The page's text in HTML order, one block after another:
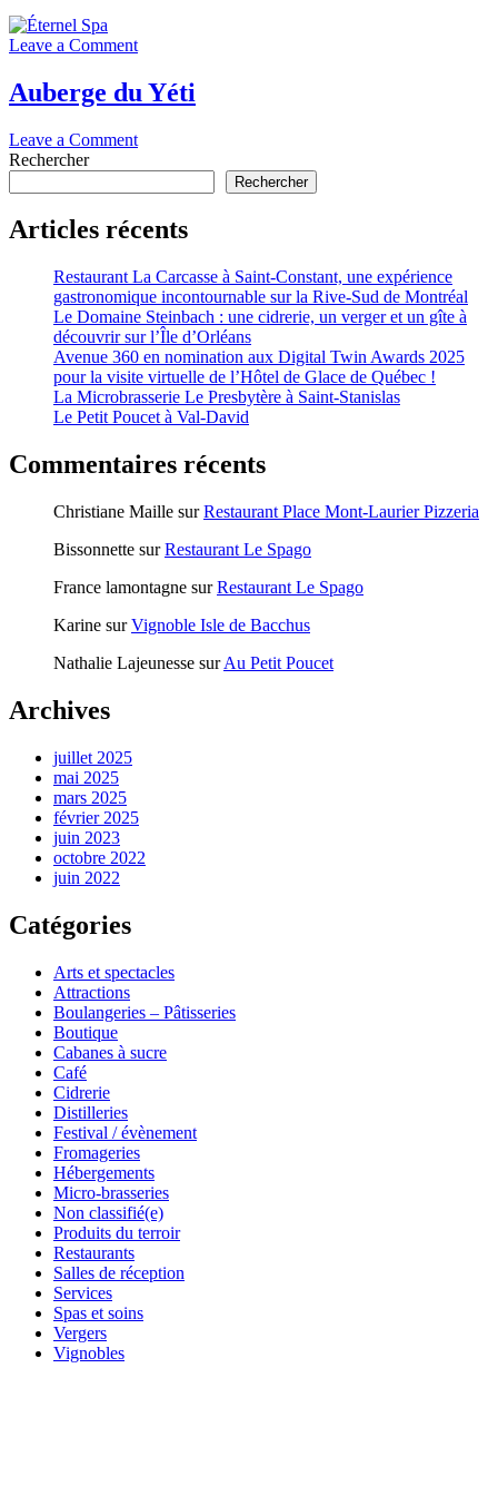
Leave a Commenton
Spa
Auberge du Yéti
Leave a Commenton
Yéti
Rechercher
Rechercher
Articles récents
Restaurant La Carcasse à Saint-Constant, une expérience
gastronomique incontournable sur la Rive-Sud de Montréal
Le Domaine Steinbach : une cidrerie, un verger et un gîte à
découvrir sur l’Île d’Orléans
Avenue 360 en nomination aux Digital Twin Awards 2025
pour la visite virtuelle de l’Hôtel de Glace de Québec !
La Microbrasserie Le Presbytère à Saint-Stanislas
Le Petit Poucet à Val-David
Commentaires récents
Christiane Maille surRestaurant Place Mont-Laurier Pizzeria
Bissonnette surRestaurant Le Spago
France lamontagne surRestaurant Le Spago
Karine surVignoble Isle de Bacchus
Nathalie Lajeunesse surAu Petit Poucet
Archives
juillet 2025
mai 2025
mars 2025
février 2025
juin 2023
octobre 2022
juin 2022
Catégories
Arts et spectacles
Attractions
Boulangeries – Pâtisseries
Boutique
Cabanes à sucre
Café
Cidrerie
Distilleries
Festival / évènement
Fromageries
Hébergements
Micro-brasseries
Non classifié(e)
Produits du terroir
Restaurants
Salles de réception
Services
Spas et soins
Vergers
Vignobles